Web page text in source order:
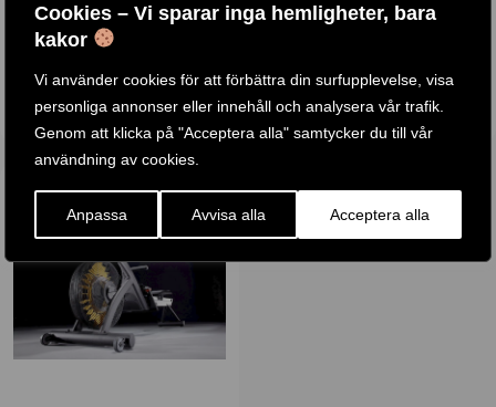
Cookies – Vi sparar inga hemligheter, bara
kakor
Vi använder cookies för att förbättra din surfupplevelse, visa
personliga annonser eller innehåll och analysera vår trafik.
Genom att klicka på "Acceptera alla" samtycker du till vår
användning av cookies.
Anpassa Avvisa alla Acceptera alla
Betygsatt
4.50av 5
KÖP PRODUKT
19 .490KR 14 .990KR
KÖP PRODUKT